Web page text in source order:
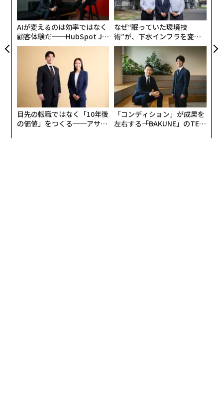
する機会がなかなかない。そうやって休む間もなく成功
に向けて突き進んでいると、ストレスがたまり、心理的
な負担も増し、成果に心から満足できる日は決して訪れ
ない。
自分の成果を自分で祝ったからといって、進歩が止まる
わけではない。祝うことはストレスを軽減し、新たな目
標を設定し、次の成果に向けて再充電できるシンプルな
方法なのだ。
自己満足への怖れ
AIが変えるのは効率ではなく
顧客体験だ──HubSpot Ja
panが語る「Grow Better」
な組織のつくり方
なぜ“眠っていた環境技
術”が、下水インフラを変え
たのか──産総研×月島JFE
アクアソリューションの10年
目先の転職ではなく「10年後
の価値」をつくる──アサイ
「コンディション」が成果を
左右する――「BAKUNE」のTEN